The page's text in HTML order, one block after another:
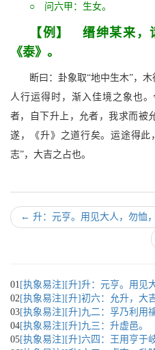
○ 问六甲：生女。
【例】 缙绅某来，
《泰》。
断曰：卦象取“地中生木”，
人行运得时，渐入佳境之象也
者，自下升上，允者，我求而被
遂，《升》之道行矣。运途得
志”，大吉之占也。
← 升：元亨。用见大人，勿恤
01 [执象易注][升]升：元亨。用见
02[执象易注][升]初六：允升，大吉
03[执象易注][升]九二：孚乃利用
04[执象易注][升]九三：升虚邑。
05[执象易注][升]六四：王用亨于